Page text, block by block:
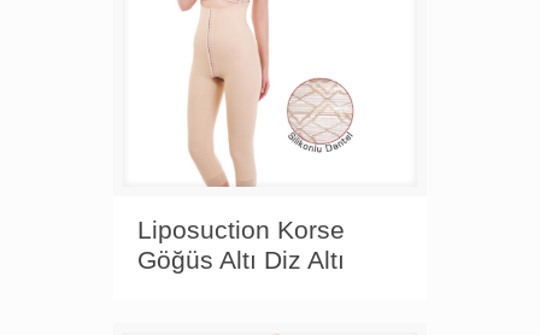
Liposuction Korse
Göğüs Altı Diz Altı